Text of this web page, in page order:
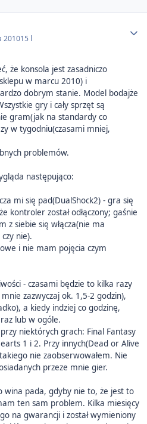
201015 l
że konsola jest zasadniczo
w marcu 2010) i
dobrym stanie. Model bodajże
gry i cały sprzęt są
gram(jak na standardy co
w tygodniu(czasami mniej,
problemów.
następująco:
mi się pad(DualShock2) - gra się
kontroler został odłączony; gaśnie
z siebie się włącza(nie ma
nie).
i nie mam pojęcia czym
- czasami będzie to kilka razy
zazwyczaj ok. 1,5-2 godzin),
a kiedy indziej co godzinę,
lub w ogóle.
niektórych grach: Final Fantasy
1 i 2. Przy innych(Dead or Alive
nie zaobserwowałem. Nie
przeze mnie gier.
wina pada, gdyby nie to, że jest to
ten sam problem. Kilka miesięcy
na gwarancji i został wymieniony